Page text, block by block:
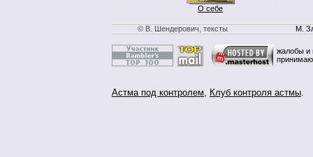
О себе
© В. Шендерович, тексты М.
жалобы и
Астма под контролем, Клуб контроля астмы.